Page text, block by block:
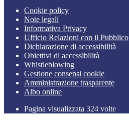
Cookie policy
Note legali
Informativa Privacy
Ufficio Relazioni con il Pubblico
Dichiarazione di accessibilità
Obiettivi di accessibilità
Whistleblowing
Gestione consensi cookie
Amministrazione trasparente
Albo online
Pagina visualizzata 324 volte